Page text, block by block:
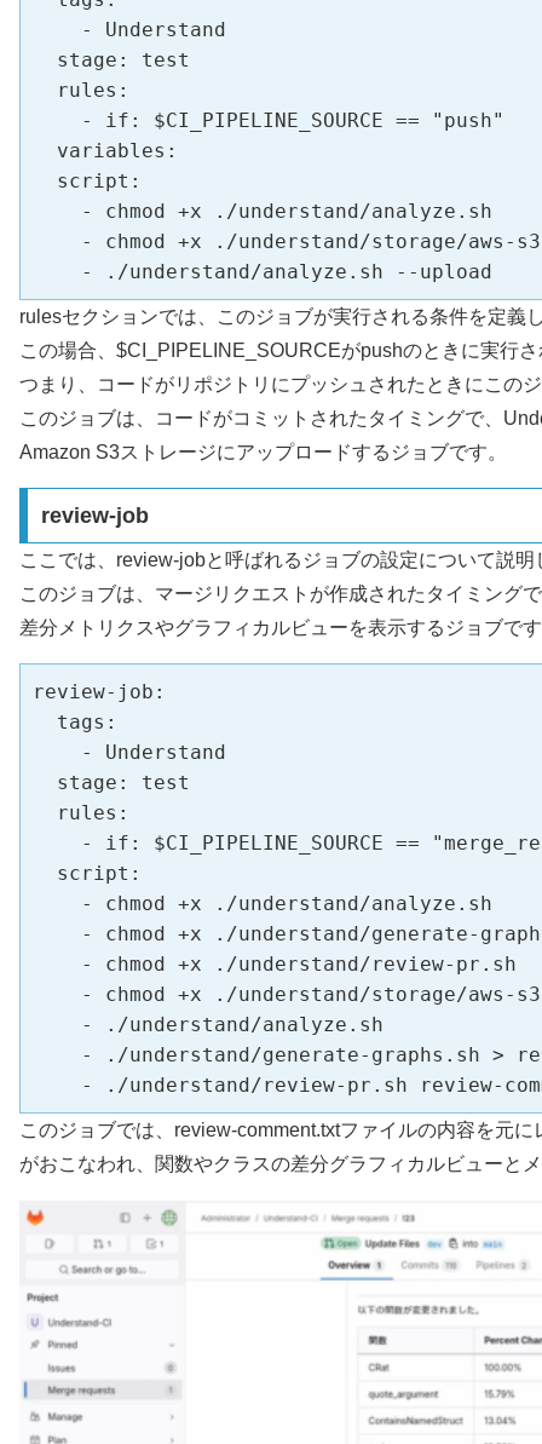
    - Understand
  stage: test
  rules:
    - if: $CI_PIPELINE_SOURCE == "push"
  variables:
  script:
    - chmod +x ./understand/analyze.sh
- chmod +x ./understand/storage/aws-
    - ./understand/analyze.sh --upload
rulesセクションでは、このジョブが実行される条件を定義
この場合、$CI_PIPELINE_SOURCEがpushのときに実行
つまり、コードがリポジトリにプッシュされたときにこの
このジョブは、コードがコミットされたタイミングで、
Amazon S3ストレージにアップロードするジョブです。
review-job
ここでは、review-jobと呼ばれるジョブの設定について説明
このジョブは、マージリクエストが作成されたタイミング
差分メトリクスやグラフィカルビューを表示するジョブで
review-job:
  tags:
    - Understand
  stage: test
  rules:
- if: $CI_PIPELINE_SOURCE ==
  script:
    - chmod +x ./understand/analyze.sh
- chmod +x ./understand/generate-
    - chmod +x ./understand/review-pr.sh
- chmod +x ./understand/storage/aws-
    - ./understand/analyze.sh
- ./understand/generate-graphs.sh >
- ./understand/review-pr.sh review-
このジョブでは、review-comment.txtファイルの内容を元
がおこなわれ、関数やクラスの差分グラフィカルビューと